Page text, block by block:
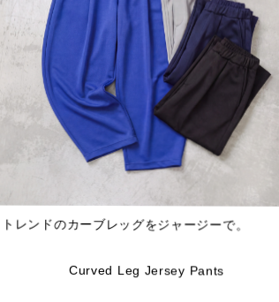
トレンドのカーブレッグをジャージーで。
Curved Leg Jersey Pants